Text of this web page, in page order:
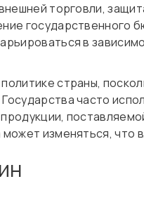
торговли,
в
страны,
часто
изменяться, что